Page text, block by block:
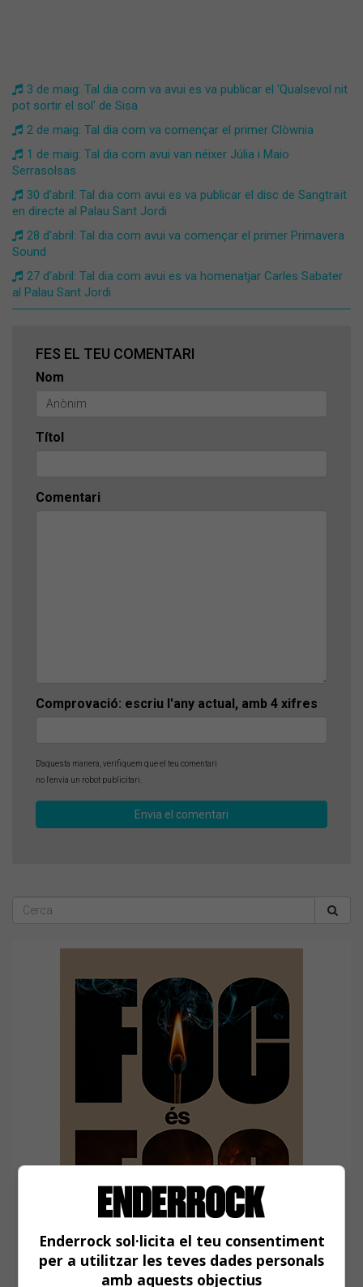
3 de maig: Tal dia com va avui es va publicar el 'Qualsevol nit
pot sortir el sol' de Sisa
2 de maig: Tal dia com va començar el primer Clòwnia
1 de maig: Tal dia com avui van néixer Júlia i Maio
Serrasolsas
30 d'abril: Tal dia com avui es va publicar el disc de Sangtraït
en directe al Palau Sant Jordi
28 d'abril: Tal dia com avui va començar el primer Primavera
Sound
27 d'abril: Tal dia com avui es va homenatjar Carles Sabater
al Palau Sant Jordi
FES EL TEU COMENTARI
Nom
Títol
Comentari
Comprovació: escriu l'any actual, amb 4 xifres
D'aquesta manera, verifiquem que el teu comentari
no l'envia un robot publicitari.
Enderrock sol·licita el teu consentiment
per a utilitzar les teves dades personals
amb aquests objectius